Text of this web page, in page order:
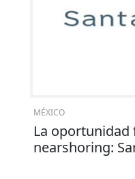
MÉXICO
La oportunidad
nearshoring: